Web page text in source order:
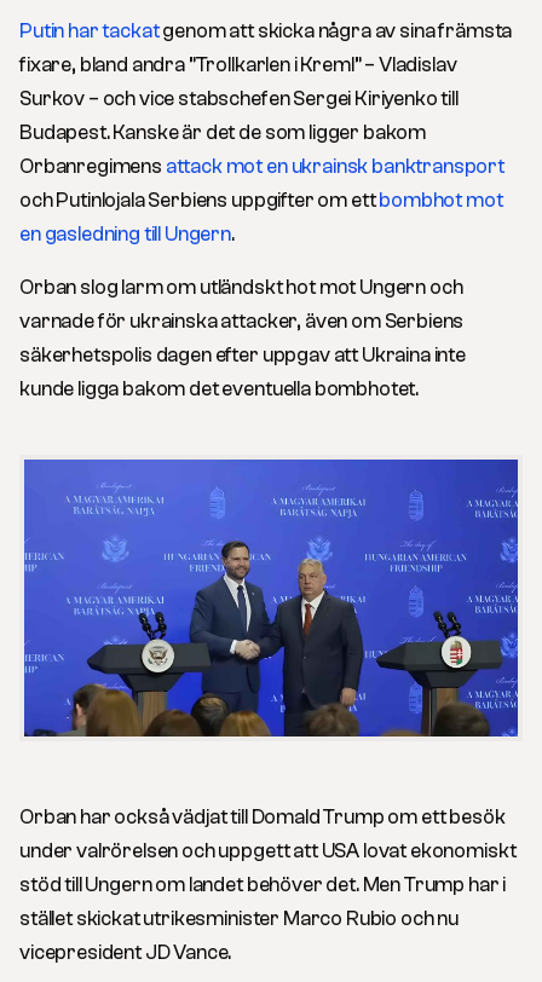
Putin har tackatgenom att skicka några av sina främsta
fixare, bland andra ”Trollkarlen i Kreml” – Vladislav
Surkov – och vice stabschefen Sergei Kiriyenko till
Budapest. Kanske är det de som ligger bakom
Orbanregimens attack mot en ukrainsk banktransport
och Putinlojala Serbiens uppgifter om ettbombhot mot
en gasledning till Ungern.
Orban slog larm om utländskt hot mot Ungern och
varnade för ukrainska attacker, även om Serbiens
säkerhetspolis dagen efter uppgav att Ukraina inte
kunde ligga bakom det eventuella bombhotet.
Orban har också vädjat till Domald Trump om ett besök
under valrörelsen och uppgett att USA lovat ekonomiskt
stöd till Ungern om landet behöver det. Men Trump har i
stället skickat utrikesminister Marco Rubio och nu
vicepresident JD Vance.